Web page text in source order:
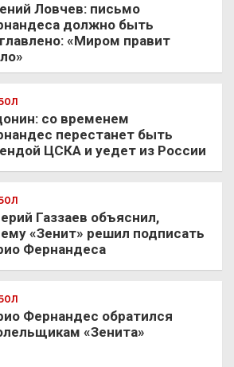
Ловчев: письмо
должно быть
«Миром правит
со временем
перестанет быть
ЦСКА и уедет из России
Газзаев объяснил,
«Зенит» решил подписать
Фернандеса
Фернандес обратился
«Зенита»